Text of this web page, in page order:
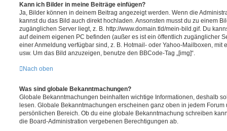
Kann ich Bilder in meine Beiträge einfügen?
Ja, Bilder können in deinem Beitrag angezeigt werden. Wenn die
kannst du das Bild auch direkt hochladen. Ansonsten musst du zu einem
zugänglichen Server liegt, z. B. http://www.domain.tld/mein-bild.gif. Du
auf deinem eigenen PC befinden (außer es ist ein öffentlich zugänglicher
einer Anmeldung verfügbar sind, z. B. Hotmail- oder Yahoo-Mailboxen, mit
usw. Um das Bild anzuzeigen, benutze den BBCode-Tag „[img]“.
Nach oben
Was sind globale Bekanntmachungen?
Globale Bekanntmachungen beinhalten wichtige Informationen, deshalb
lesen. Globale Bekanntmachungen erscheinen ganz oben in jedem
persönlichen Bereich. Ob du eine globale Bekanntmachung schreiben
die Board-Administration vergebenen Berechtigungen ab.